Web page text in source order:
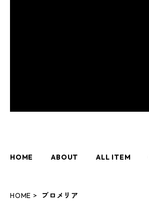
HOME ABOUT ALL ITEM
HOME ブロメリア